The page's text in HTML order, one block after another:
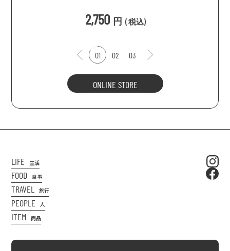
2,750 円 (税込)
01 02 03
ONLINE STORE
LIFE 生活
FOOD 食事
TRAVEL 旅行
PEOPLE 人
ITEM 商品